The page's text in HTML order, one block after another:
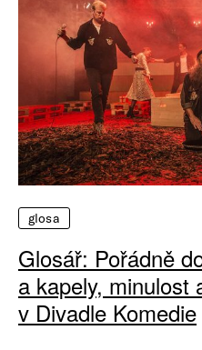
glosa
Glosář: Pořádně
a kapely, minulost
v Divadle Komedie